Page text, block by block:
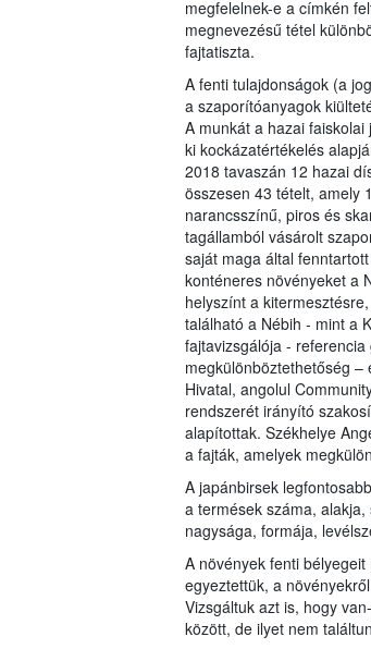
megfelelnek-e a címkén
megnevezésű tétel
fajtatiszta.
A fenti tulajdonságok (a
a szaporítóanyagok
A munkát a hazai
ki kockázatértékelés
2018 tavaszán 12 hazai
összesen 43 tételt, amely
narancsszínű, piros és
tagállamból vásárolt
saját maga által
konténeres növényeket a
helyszínt a
található a Nébih - mint a
fajtavizsgálója -
megkülönböztethetőség
Hivatal, angolul
rendszerét irányító
alapítottak. Székhelye
a fajták, amelyek
A japánbirsek
a termések száma,
nagysága, formája,
A növények fenti
egyeztettük, a
Vizsgáltuk azt is, hogy
között, de ilyet nem